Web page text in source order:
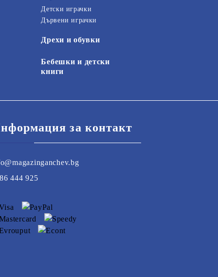
Детски играчки
Дървени играчки
Дрехи и обувки
Бебешки и детски
книги
за контакт
444 925